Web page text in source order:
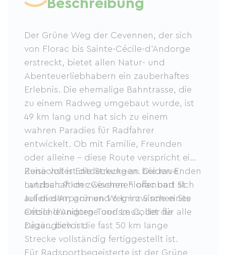
Beschreibung
Der Grüne Weg der Cevennen, der sich
von Florac bis Sainte-Cécile-d'Andorge
erstreckt, bietet allen Natur- und
Abenteuerliebhabern ein zauberhaftes
Erlebnis. Die ehemalige Bahntrasse, die
zu einem Radweg umgebaut wurde, ist
49 km lang und hat sich zu einem
wahren Paradies für Radfahrer
entwickelt. Ob mit Familie, Freunden
oder alleine – diese Route verspricht eine
Reise voller Entdeckungen. Die raue
Landschaft der Cevennen offenbart sich
auf diesem grünen Weg im Sinne eines
entschleunigten Tourismus, der für alle
zugänglich ist.
Zunächst ist die Strecke an beiden Enden
nutzbar: 9 km zwischen Florac und St
Julien d'Arpaon und 6 km zwischen Ste
Cécile d'Andorge und Le Collet de
Dèze… bevor die fast 50 km lange
Strecke vollständig fertiggestellt ist.
Für Radsportbegeisterte ist der Grüne